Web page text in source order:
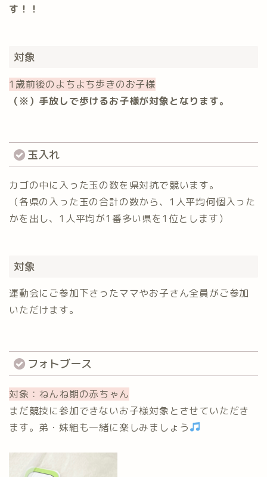
す！！
対象
1歳前後のよちよち歩きのお子様
（※）手放しで歩けるお子様が対象となります。
玉入れ
カゴの中に入った玉の数を県対抗で競います。
（各県の入った玉の合計の数から、1人平均何個入った
かを出し、1人平均が1番多い県を1位とします）
対象
運動会にご参加下さったママやお子さん全員がご参加
いただけます。
フォトブース
対象：ねんね期の赤ちゃん
まだ競技に参加できないお子様対象とさせていただき
ます。弟・妹組も一緒に楽しみましょう